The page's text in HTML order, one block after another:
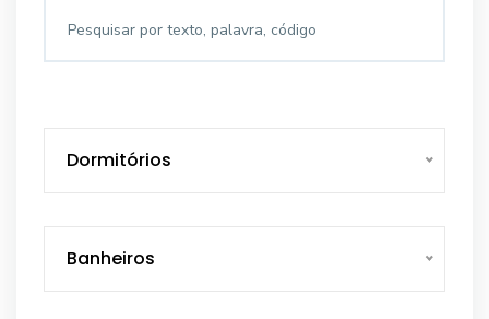
Dormitórios
Banheiros